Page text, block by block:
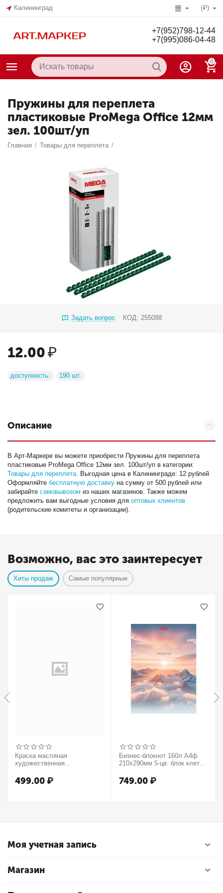
Калининград (₽)
+7(952)798-12-44
+7(995)086-04-48
0
Пружины для переплета
пластиковые ProMega Office 12мм
зел. 100шт/уп
Главная / Товары для переплета /
Задать вопрос КОД: 255088
12.00₽
доступность: 190 шт.
Описание
В Арт-Маркере вы можете приобрести Пружины для переплета
пластиковые ProMega Office 12мм зел. 100шт/уп в категории:
Товары для переплета. Выгодная цена в Калининграде: 12 рублей
Оформляйтебесплатную доставку на сумму от 500 рублей или
забирайтесамовывозом из наших магазинов. Также можем
предложить вам выгодные условия дляоптовых клиентов
(родительские комитеты и организации).
Возможно, вас это заинтересует
Хиты продаж Самые популярные
Краска масляная
художественная
37мл, туба, оранжевый
499.00₽
Бизнес-блокнот 160л А4ф
210х290мм 5-цв. блок клетка
мат.ламин. -В моменте
749.00₽
Моя учетная запись
Магазин